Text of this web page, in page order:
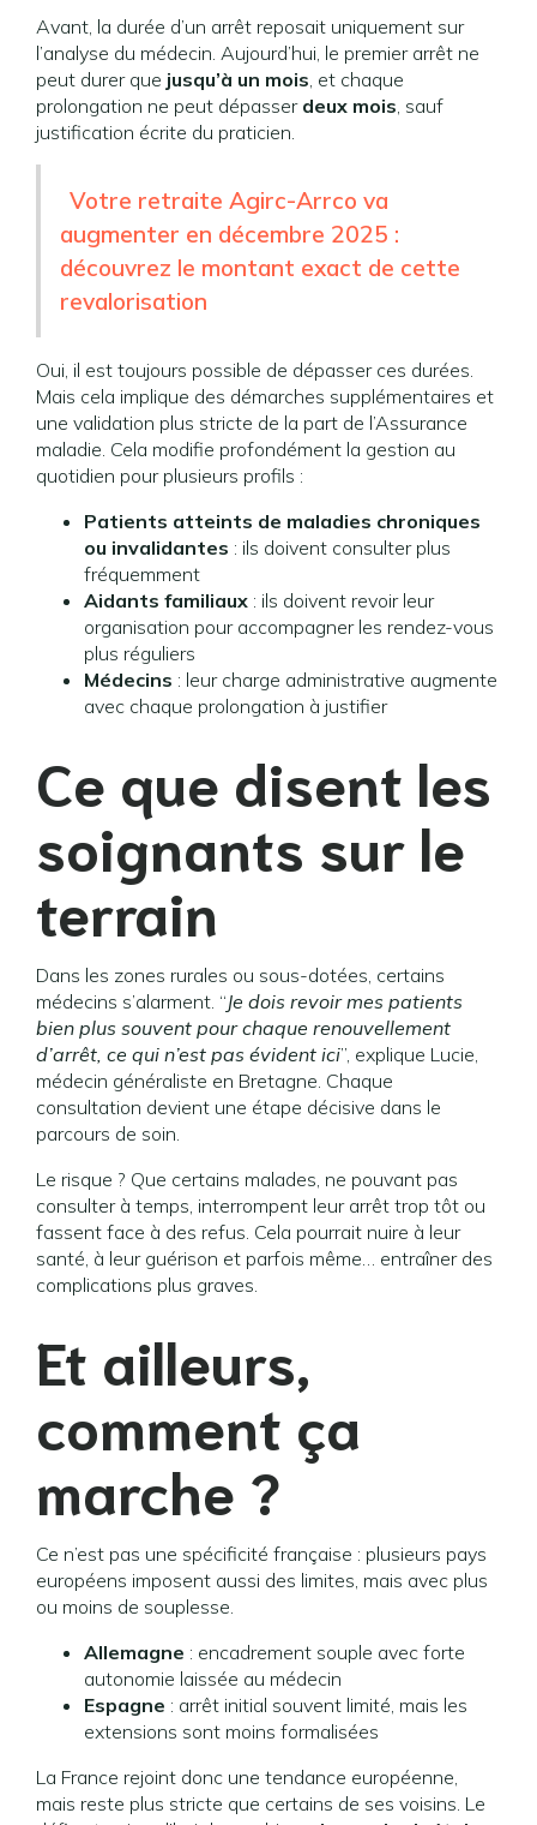
Avant, la durée d’un arrêt reposait uniquement sur
l’analyse du médecin. Aujourd’hui, le premier arrêt ne
peut durer que jusqu’à un mois, et chaque
prolongation ne peut dépasser deux mois, sauf
justification écrite du praticien.
Votre retraite Agirc-Arrco va
augmenter en décembre 2025 :
découvrez le montant exact de cette
revalorisation
Oui, il est toujours possible de dépasser ces durées.
Mais cela implique des démarches supplémentaires et
une validation plus stricte de la part de l’Assurance
maladie. Cela modifie profondément la gestion au
quotidien pour plusieurs profils :
Patients atteints de maladies chroniques
ou invalidantes : ils doivent consulter plus
fréquemment
Aidants familiaux : ils doivent revoir leur
organisation pour accompagner les rendez-vous
plus réguliers
Médecins : leur charge administrative augmente
avec chaque prolongation à justifier
Ce que disent les
soignants sur le
terrain
Dans les zones rurales ou sous-dotées, certains
médecins s’alarment. “Je dois revoir mes patients
bien plus souvent pour chaque renouvellement
d’arrêt, ce qui n’est pas évident ici”, explique Lucie,
médecin généraliste en Bretagne. Chaque
consultation devient une étape décisive dans le
parcours de soin.
Le risque ? Que certains malades, ne pouvant pas
consulter à temps, interrompent leur arrêt trop tôt ou
fassent face à des refus. Cela pourrait nuire à leur
santé, à leur guérison et parfois même… entraîner des
complications plus graves.
Et ailleurs,
comment ça
marche ?
Ce n’est pas une spécificité française : plusieurs pays
européens imposent aussi des limites, mais avec plus
ou moins de souplesse.
Allemagne : encadrement souple avec forte
autonomie laissée au médecin
Espagne : arrêt initial souvent limité, mais les
extensions sont moins formalisées
La France rejoint donc une tendance européenne,
mais reste plus stricte que certains de ses voisins. Le